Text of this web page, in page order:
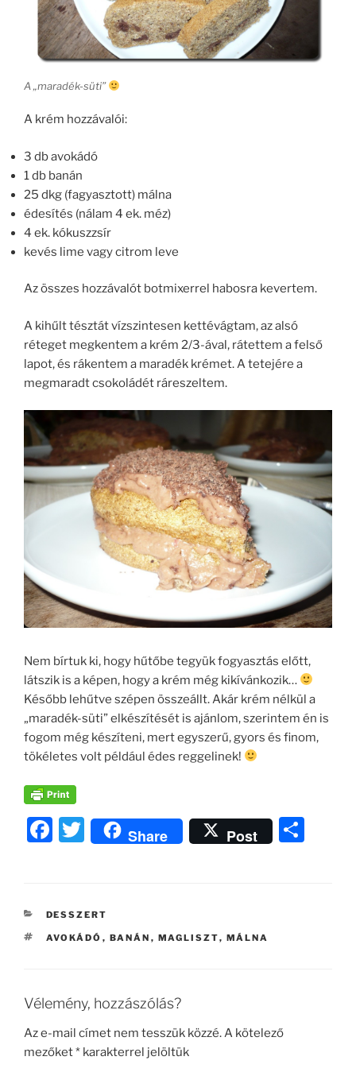
A „maradék-süti”
A krém hozzávalói:
3 db avokádó
1 db banán
25 dkg (fagyasztott) málna
édesítés (nálam 4 ek. méz)
4 ek. kókuszzsír
kevés lime vagy citrom leve
Az összes hozzávalót botmixerrel habosra kevertem.
A kihűlt tésztát vízszintesen kettévágtam, az alsó
réteget megkentem a krém 2/3-ával, rátettem a felső
lapot, és rákentem a maradék krémet. A tetejére a
megmaradt csokoládét ráreszeltem.
Nem bírtuk ki, hogy hűtőbe tegyük fogyasztás előtt,
látszik is a képen, hogy a krém még kikívánkozik…
Később lehűtve szépen összeállt. Akár krém nélkül a
„maradék-süti” elkészítését is ajánlom, szerintem én is
fogom még készíteni, mert egyszerű, gyors és finom,
tökéletes volt például édes reggelinek!
F
e
b
k
T
w
er
Share Post
KATEGÓRIÁK
DESSZERT
CÍMKÉK
AVOKÁDÓ , BANÁN , MAGLISZT, MÁLNA
Vélemény, hozzászólás?
Az e-mail címet nem tesszük közzé.A kötelező
mezőket* karakterrel jelöltük